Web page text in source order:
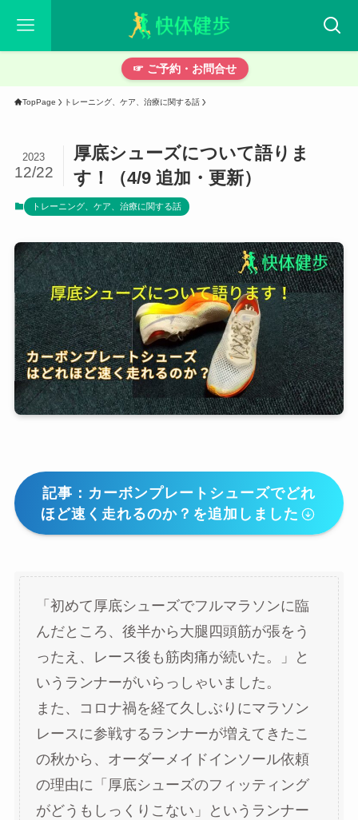
☞ ご予約・お問合せ
TopPage トレーニング、ケア、治療に関する話
厚底シューズについて語りま
す！（4/9 追加・更新）
2023
12/22
トレーニング、ケア、治療に関する話
記事：カーボンプレートシューズでどれ
ほど速く走れるのか？を追加しました
「初めて厚底シューズでフルマラソンに臨
んだところ、後半から大腿四頭筋が張をう
ったえ、レース後も筋肉痛が続いた。」と
いうランナーがいらっしゃいました。
また、コロナ禍を経て久しぶりにマラソン
レースに参戦するランナーが増えてきたこ
の秋から、オーダーメイドインソール依頼
の理由に「厚底シューズのフィッティング
がどうもしっくりこない」というランナー